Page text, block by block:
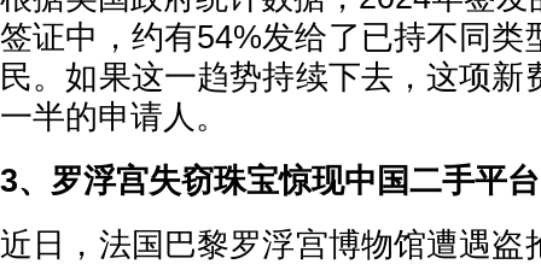
签证中，约有54%发给了已持不同类
民。如果这一趋势持续下去，这项新
一半的申请人。
3、罗浮宫失窃珠宝惊现中国二手平
近日，法国巴黎罗浮宫博物馆遭遇盗